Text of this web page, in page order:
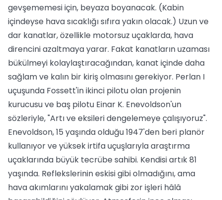
gevşememesi için, beyaza boyanacak. (Kabin
içindeyse hava sıcaklığı sıfıra yakın olacak.) Uzun ve
dar kanatlar, özellikle motorsuz uçaklarda, hava
direncini azaltmaya yarar. Fakat kanatların uzaması
bükülmeyi kolaylaştıracağından, kanat içinde daha
sağlam ve kalın bir kiriş olmasını gerekiyor. Perlan I
uçuşunda Fossett'in ikinci pilotu olan projenin
kurucusu ve baş pilotu Einar K. Enevoldson'un
sözleriyle, "Artı ve eksileri dengelemeye çalışıyoruz".
Enevoldson, 15 yaşında olduğu 1947'den beri planör
kullanıyor ve yüksek irtifa uçuşlarıyla araştırma
uçaklarında büyük tecrübe sahibi. Kendisi artık 81
yaşında. Reflekslerinin eskisi gibi olmadığını, ama
hava akımlarını yakalamak gibi zor işleri hâlâ